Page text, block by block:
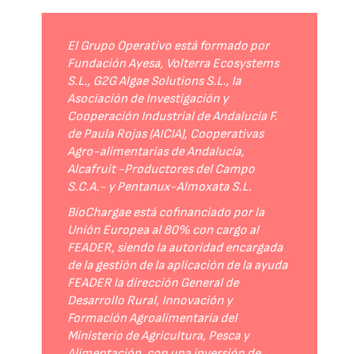
El Grupo Operativo está formado por
Fundación Ayesa, Volterra Ecosystems
S.L., G2G Algae Solutions S.L., la
Asociación de Investigación y
Cooperación Industrial de Andalucía F.
de Paula Rojas (AICIA), Cooperativas
Agro-alimentarias de Andalucía,
Alcafruit -Productores del Campo
S.C.A.- y Pentanux-Almoxata S.L.
BioChargae está cofinanciado por la
Unión Europea al 80% con cargo al
FEADER, siendo la autoridad encargada
de la gestión de la aplicación de la ayuda
FEADER la dirección General de
Desarrollo Rural, Innovación y
Formación Agroalimentaria del
Ministerio de Agricultura, Pesca y